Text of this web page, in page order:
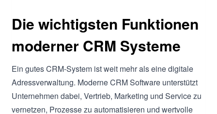
Die wichtigsten Funktionen
moderner CRM Systeme
Ein gutes CRM-System ist weit mehr als eine digitale
Adressverwaltung. Moderne CRM Software unterstützt
Unternehmen dabei, Vertrieb, Marketing und Service zu
vernetzen, Prozesse zu automatisieren und wertvolle